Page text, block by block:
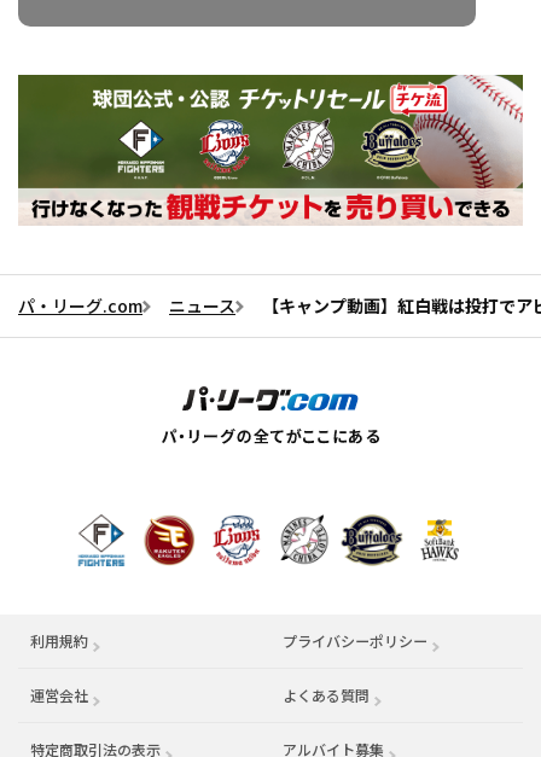
パ・リーグ.com ニュース 【キャンプ動画】紅白戦は投打で
利用規約 プライバシーポリシー
運営会社 （別ウィンドウで開く） よくある質問
特定商取引法の表示 アルバイト募集 （別ウィンドウで開く